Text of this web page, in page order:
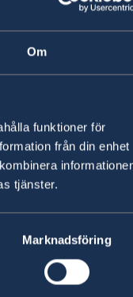
Om
funktioner för
från din enhet
tjänster.
Marknadsföring
anhöriga
ta fram
Skatteverket.
av
av
länder. I
för mer